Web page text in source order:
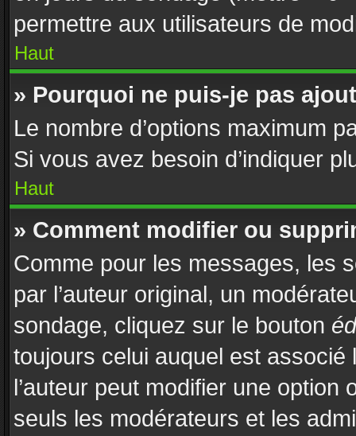
permettre aux utilisateurs de
Haut
» Pourquoi ne puis-je pas
Le nombre d’options maximum
Si vous avez besoin d’indiquer
Haut
» Comment modifier ou
Comme pour les messages, les
par l’auteur original, un
sondage, cliquez sur le bouton
toujours celui auquel est associé
l’auteur peut modifier une
seuls les modérateurs et les